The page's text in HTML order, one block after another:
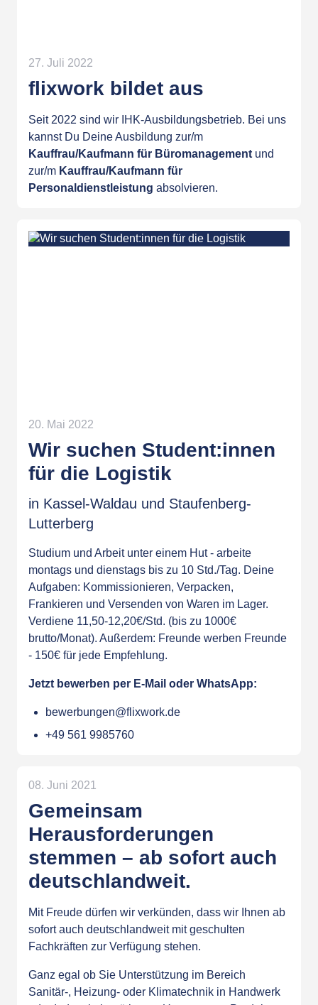
27. Juli 2022
flixwork bildet aus
Seit 2022 sind wir IHK-Ausbildungsbetrieb. Bei uns
kannst Du Deine Ausbildung zur/m
Kauffrau/Kaufmann für Büromanagement und
zur/m Kauffrau/Kaufmann für
Personaldienstleistung absolvieren.
20. Mai 2022
Wir suchen Student:innen
für die Logistik
in Kassel-Waldau und Staufenberg-
Lutterberg
Studium und Arbeit unter einem Hut - arbeite
montags und dienstags bis zu 10 Std./Tag. Deine
Aufgaben: Kommissionieren, Verpacken,
Frankieren und Versenden von Waren im Lager.
Verdiene 11,50-12,20€/Std. (bis zu 1000€
brutto/Monat). Außerdem: Freunde werben Freunde
- 150€ für jede Empfehlung.
Jetzt bewerben per E-Mail oder WhatsApp:
bewerbungen@flixwork.de
+49 561 9985760
08. Juni 2021
Gemeinsam
Herausforderungen
stemmen – ab sofort auch
deutschlandweit.
Mit Freude dürfen wir verkünden, dass wir Ihnen ab
sofort auch deutschlandweit mit geschulten
Fachkräften zur Verfügung stehen.
Ganz egal ob Sie Unterstützung im Bereich
Sanitär-, Heizung- oder Klimatechnik in Handwerk